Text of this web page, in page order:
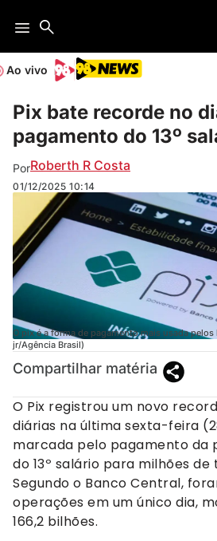
Ao vivo
Pix bate recorde no
pagamento do 13º
PorRoberth R Costa
01/12/2025 10:14
O pix é a forma de pagamento mais usada
jr/Agência Brasil)
Compartilhar matéria
O Pix registrou um novo
diárias na última sexta-feira
marcada pelo pagamento da
do 13º salário para milhões
Segundo o Banco Central,
operações em um único dia,
166,2 bilhões.